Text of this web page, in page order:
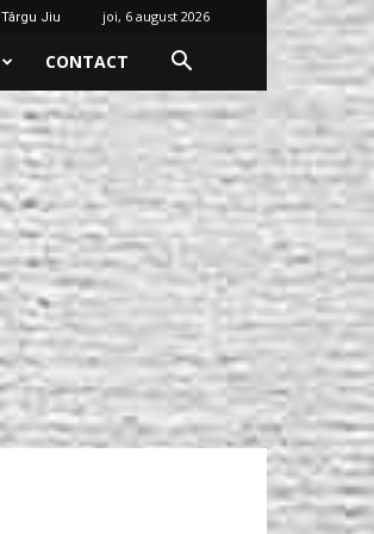
Târgu Jiu joi, 6 august 2026
CONTACT